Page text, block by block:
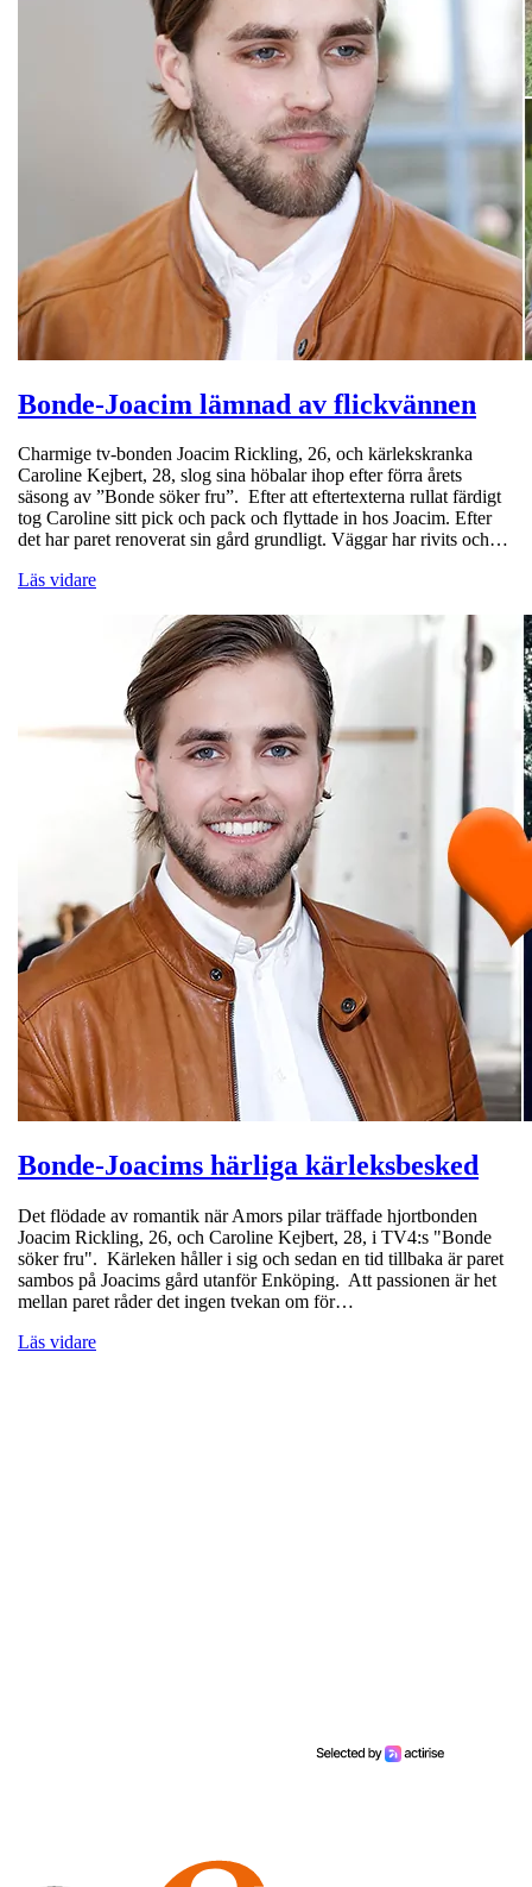
Bonde-Joacim lämnad av flickvännen
Charmige tv-bonden Joacim Rickling, 26, och kärlekskranka
Caroline Kejbert, 28, slog sina höbalar ihop efter förra årets
säsong av ”Bonde söker fru”. Efter att eftertexterna rullat färdigt
tog Caroline sitt pick och pack och flyttade in hos Joacim. Efter
det har paret renoverat sin gård grundligt. Väggar har rivits och…
Läs vidare
Bonde-Joacims härliga kärleksbesked
Det flödade av romantik när Amors pilar träffade hjortbonden
Joacim Rickling, 26, och Caroline Kejbert, 28, i TV4:s "Bonde
söker fru". Kärleken håller i sig och sedan en tid tillbaka är paret
sambos på Joacims gård utanför Enköping. Att passionen är het
mellan paret råder det ingen tvekan om för…
Läs vidare